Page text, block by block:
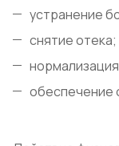
устранение
снятие отека;
обеспечение